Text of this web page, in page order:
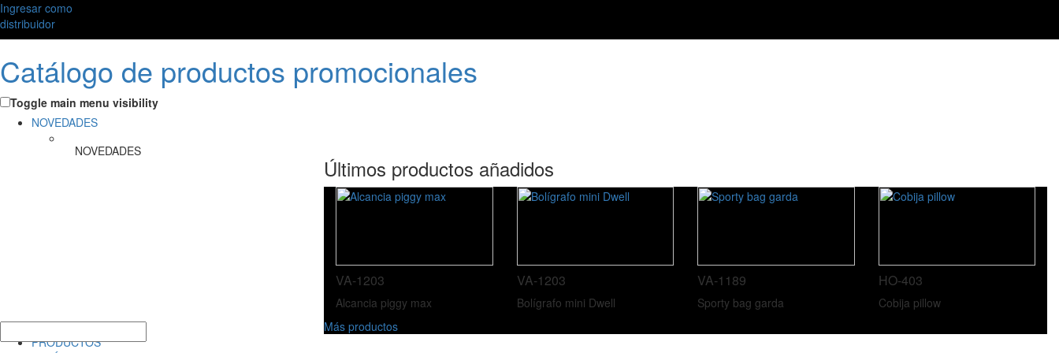
Ingresar como
distribuidor
Catálogo de productos promocionales
Toggle main menu visibility
NOVEDADES
NOVEDADES
Últimos productos añadidos
VA-1203
Alcancia piggy max
VA-1203
Bolígrafo mini Dwell
VA-1189
Sporty bag garda
HO-403
Cobija pillow
Más productos
PRODUCTOS